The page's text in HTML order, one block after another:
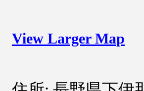
View Larger Map